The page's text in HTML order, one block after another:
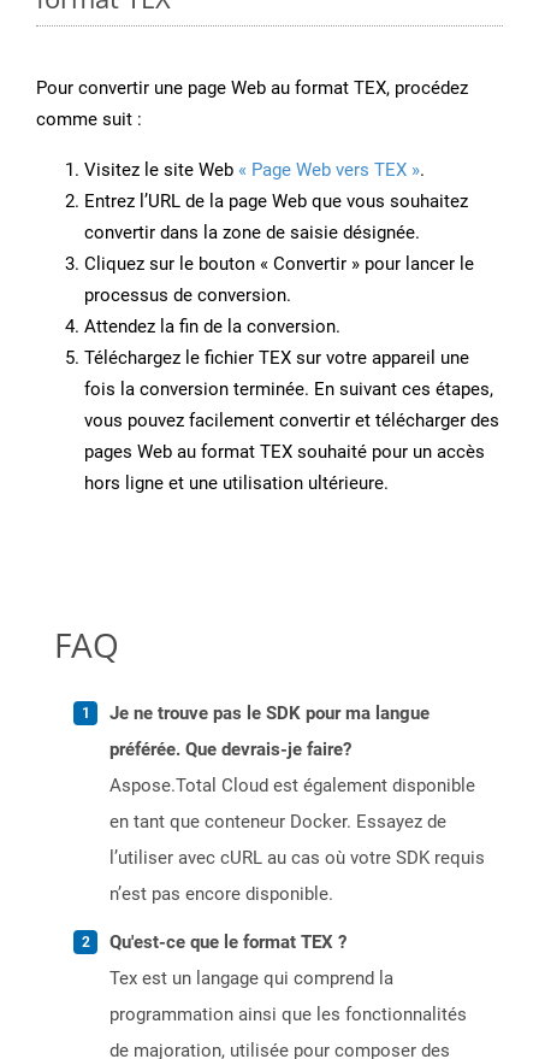
Pour convertir une page Web au format TEX, procédez
comme suit :
Visitez le site Web « Page Web vers TEX ».
Entrez l’URL de la page Web que vous souhaitez
convertir dans la zone de saisie désignée.
Cliquez sur le bouton « Convertir » pour lancer le
processus de conversion.
Attendez la fin de la conversion.
Téléchargez le fichier TEX sur votre appareil une
fois la conversion terminée. En suivant ces étapes,
vous pouvez facilement convertir et télécharger des
pages Web au format TEX souhaité pour un accès
hors ligne et une utilisation ultérieure.
FAQ
Je ne trouve pas le SDK pour ma langue
préférée. Que devrais-je faire?
Aspose.Total Cloud est également disponible
en tant que conteneur Docker. Essayez de
l’utiliser avec cURL au cas où votre SDK requis
n’est pas encore disponible.
Qu'est-ce que le format TEX ?
Tex est un langage qui comprend la
programmation ainsi que les fonctionnalités
de majoration, utilisée pour composer des